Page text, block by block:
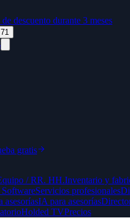
descuento durante 3 meses
gratis
/ RR. HH.Inventario y
Servicios profesionales
asesoríasIA para asesorías
Holded TVPrecios